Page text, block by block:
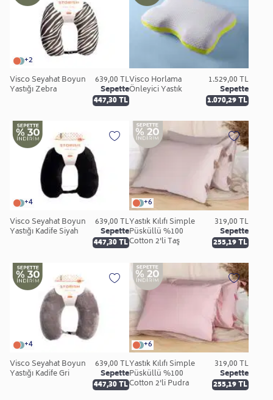
+2
Visco Seyahat Boyun
Yastığı Zebra
639,00 TL
Sepette
447,30 TL
Visco Horlama
Önleyici Yastık
1.529,00 TL
Sepette
1.070,29 TL
+4
Visco Seyahat Boyun
Yastığı Kadife Siyah
639,00 TL
Sepette
447,30 TL
+6
Yastık Kılıfı Simple
Püsküllü %100
Cotton 2'li Taş
319,00 TL
Sepette
255,19 TL
+4
Visco Seyahat Boyun
Yastığı Kadife Gri
639,00 TL
Sepette
447,30 TL
+6
Yastık Kılıfı Simple
Püsküllü %100
Cotton 2'li Pudra
319,00 TL
Sepette
255,19 TL